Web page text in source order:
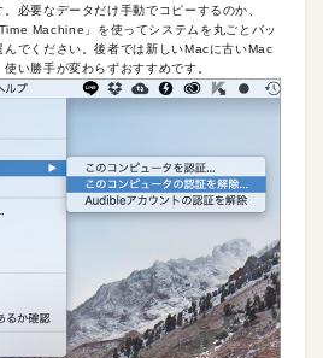
必要なデータだけ手動でコピーするのか、
Machine」を使ってシステムを丸ごとバッ
んでください。後者では新しいMacに古いMac
い勝手が変わらずおすすめです。